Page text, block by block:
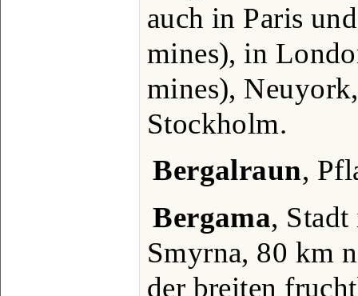
auch in Paris
mines), in
mines),
Stockholm.
Bergalraun,
Bergama,
Smyrna, 80 km
der breiten